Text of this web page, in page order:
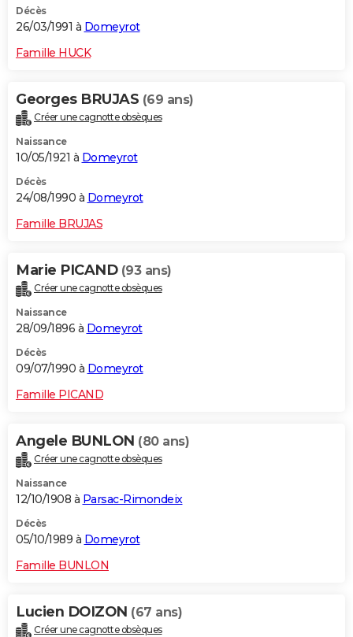
Décès
26/03/1991 à Domeyrot
Famille HUCK
Georges BRUJAS (69 ans)
Créer une cagnotte obsèques
Naissance
10/05/1921 à Domeyrot
Décès
24/08/1990 à Domeyrot
Famille BRUJAS
Marie PICAND (93 ans)
Créer une cagnotte obsèques
Naissance
28/09/1896 à Domeyrot
Décès
09/07/1990 à Domeyrot
Famille PICAND
Angele BUNLON (80 ans)
Créer une cagnotte obsèques
Naissance
12/10/1908 à Parsac-Rimondeix
Décès
05/10/1989 à Domeyrot
Famille BUNLON
Lucien DOIZON (67 ans)
Créer une cagnotte obsèques